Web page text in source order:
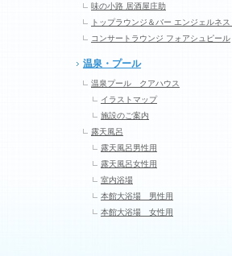
味の小路 居酒屋庄助
トップラウンジ＆バー エンジェルネス
コンサートラウンジ フォアシュピール
温泉・プール
温泉プール クアハウス
イラストマップ
施設のご案内
露天風呂
露天風呂男性用
露天風呂女性用
室内浴場
本館大浴場 男性用
本館大浴場 女性用